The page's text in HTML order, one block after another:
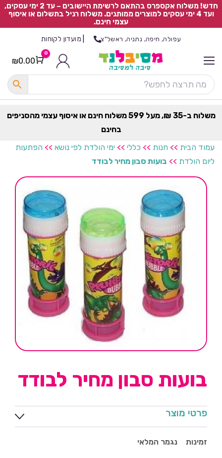
חדש! משלוח אקספרס בהתאם לרשימת היישובים – עד 2 ימי עסקים,
ועד 4 ימי עסקים למוצרים ממותגים. משלוח רגיל בתשלום או איסוף
עצמי חינם.
עפולה, חיפה, נתניה, ראשל"צ מועדון לקוחות
Cart
0
₪0.00
משלוח ב-35 ₪, מעל 599 משלוח חינם או איסוף עצמי מהסניפים
בחינם
עמוד הבית >> חנות >> כללי >> ימי הולדת לפי נושא >> הפתעות
ליום הולדת >> בועות סבון מחיר לבודד
בועות סבון מחיר לבודד
פרטי מוצר
זמינות נגמר המלאי